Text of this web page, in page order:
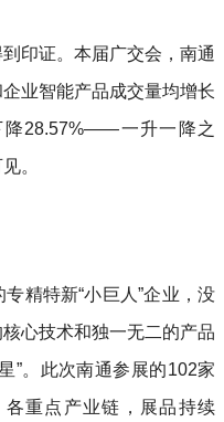
印证。本届广交会，南通
业智能产品成交量均增长
降28.57%——一升一降之
。
精特新“小巨人”企业，没
心技术和独一无二的产品
”。此次南通参展的102家
重点产业链，展品持续